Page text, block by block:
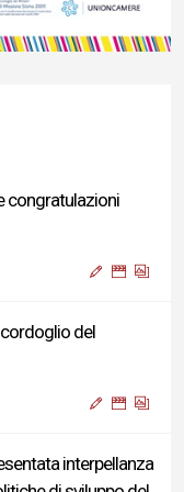
congratulazioni
del
interpellanza